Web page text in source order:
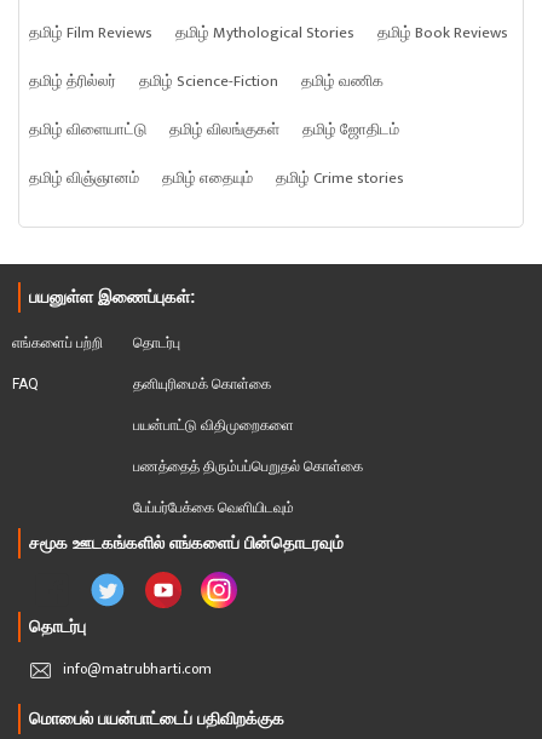
தமிழ் Film Reviews
தமிழ் Mythological Stories
தமிழ் Book Reviews
தமிழ் த்ரில்லர்
தமிழ் Science-Fiction
தமிழ் வணிக
தமிழ் விளையாட்டு
தமிழ் விலங்குகள்
தமிழ் ஜோதிடம்
தமிழ் விஞ்ஞானம்
தமிழ் எதையும் தமிழ் Crime stories
பயனுள்ள இணைப்புகள்:
எங்களைப் பற்றி
FAQ
தொடர்பு
தனியுரிமைக் கொள்கை
பயன்பாட்டு விதிமுறைகளை
பணத்தைத் திரும்பப்பெறுதல் கொள்கை
பேப்பர்பேக்கை வெளியிடவும்
சமூக ஊடகங்களில் எங்களைப் பின்தொடரவும்
தொடர்பு
info@matrubharti.com
மொபைல் பயன்பாட்டைப் பதிவிறக்குக